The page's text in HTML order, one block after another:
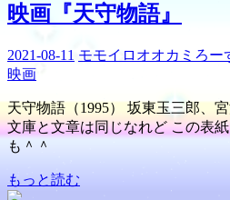
映画『天守物語』
2021-08-11 モモイロオオカミろー
映画
天守物語（1995） 坂東玉三郎、
文庫と文章は同じなれど この表
も＾＾
もっと読む